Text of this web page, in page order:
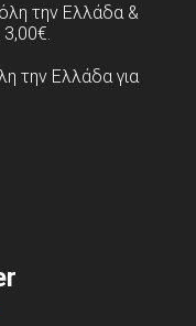
την Ελλάδα &
την Ελλάδα για